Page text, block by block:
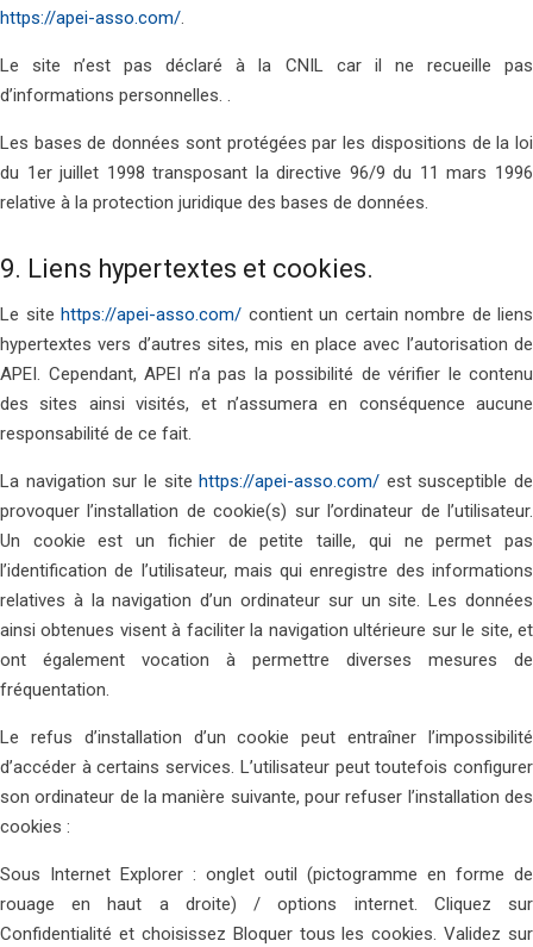
https://apei-asso.com/
Le site n’est pas déclaré à la CNIL car il ne recueille pas
d’informations personnelles. .
Les bases de données sont protégées par les dispositions de la loi
du 1er juillet 1998 transposant la directive 96/9 du 11 mars 1996
relative à la protection juridique des bases de données.
9. Liens hypertextes et cookies.
Le site https://apei-asso.com/ contient un certain nombre de liens
hypertextes vers d’autres sites, mis en place avec l’autorisation de
APEI. Cependant, APEI n’a pas la possibilité de vérifier le contenu
des sites ainsi visités, et n’assumera en conséquence aucune
responsabilité de ce fait.
La navigation sur le sitehttps://apei-asso.com/ est susceptible de
provoquer l’installation de cookie(s) sur l’ordinateur de l’utilisateur.
Un cookie est un fichier de petite taille, qui ne permet pas
l’identification de l’utilisateur, mais qui enregistre des informations
relatives à la navigation d’un ordinateur sur un site. Les données
ainsi obtenues visent à faciliter la navigation ultérieure sur le site, et
ont également vocation à permettre diverses mesures de
fréquentation.
Le refus d’installation d’un cookie peut entraîner l’impossibilité
d’accéder à certains services. L’utilisateur peut toutefois configurer
son ordinateur de la manière suivante, pour refuser l’installation des
cookies :
Sous Internet Explorer : onglet outil (pictogramme en forme de
rouage en haut a droite) / options internet. Cliquez sur
Confidentialité et choisissez Bloquer tous les cookies. Validez sur